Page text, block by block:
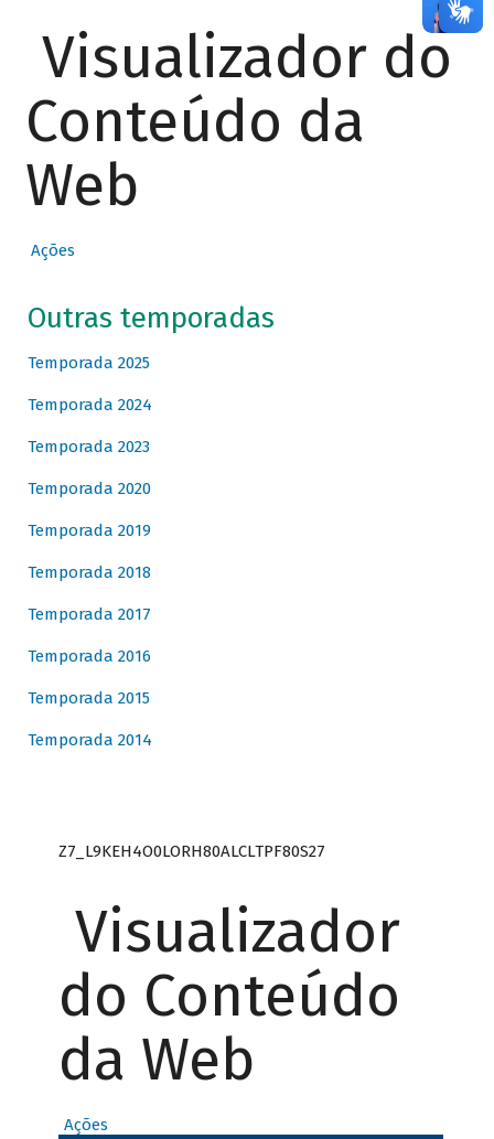
Visualizador do
Conteúdo da
Web
Ações
Outras temporadas
Temporada 2025
Temporada 2024
Temporada 2023
Temporada 2020
Temporada 2019
Temporada 2018
Temporada 2017
Temporada 2016
Temporada 2015
Temporada 2014
Z7_L9KEH4O0LORH80ALCLTPF80S27
Visualizador
do Conteúdo
da Web
Ações